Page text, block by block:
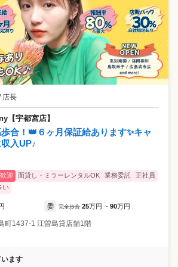
店長
【宇都宮店】
合！👑６ヶ月保証給あります✨キャ
入UP♪
迎 面貸し・ミラーレンタルOK 業務委託
正社員
い
委 完全歩合 25万円 ~ 90万円
町1437-1 江曽島貸店舗1階
ます